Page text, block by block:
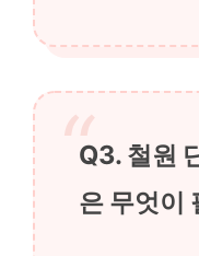
Q3. 철원
은 무엇이